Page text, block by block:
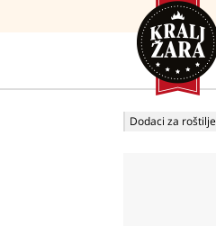
Dodaci za roštilje